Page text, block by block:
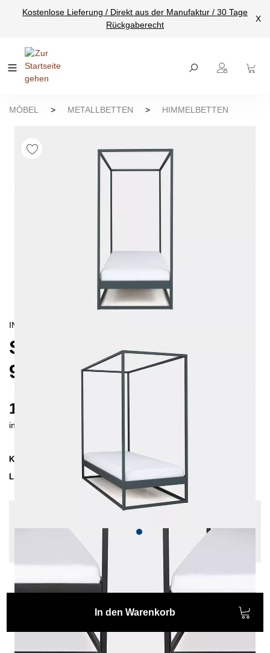
springen
Kostenlose Lieferung / Direkt aus der Manufaktur / 30 Tage
Rückgaberecht
X
MÖBEL > METALLBETTEN > HIMMELBETTEN
INDUSTRIAL/
SIDERA HIMMELBETT
90X200 CM
1055 €
inkl. MwSt. inkl. Versandkosten (DE)
Kollektion
Lieferzeit
2-3 Wochen | vsl. 20. Aug - 27. Aug
Einlegetiefe: 14 cm, Farben:
Dunkelblau,
Sonderlänge: 220 cm
In den Warenkorb